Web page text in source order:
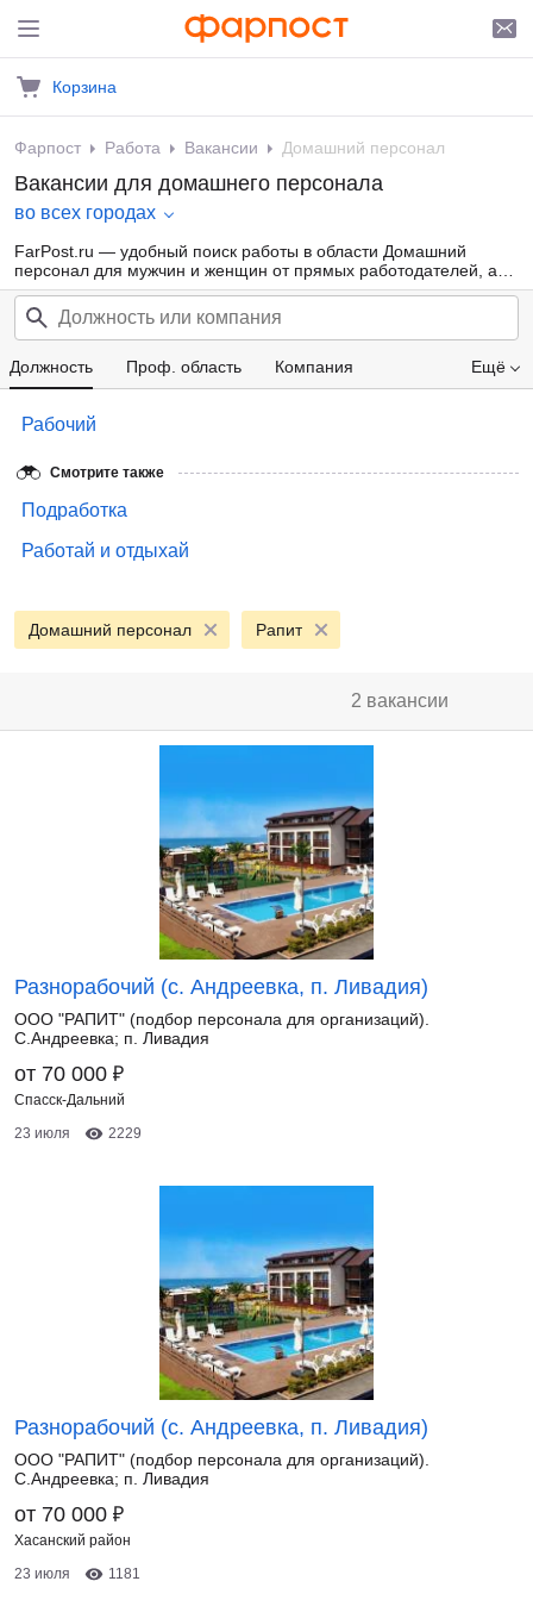
Корзина
Фарпост Работа Вакансии Домашний персонал
Вакансии для домашнего персонала
во всех городах
FarPost.ru — удобный поиск работы в области Домашний
персонал для мужчин и женщин от прямых работодателей, а
также от кадровых агентств. Свежие вакансии каждый день.
Ещё
Должность Проф. область Компания
Рабочий
Смотрите также
Подработка
Работай и отдыхай
Домашний персонал Рапит
2 вакансии
Разнорабочий (с. Андреевка, п. Ливадия)
ООО "РАПИТ" (подбор персонала для организаций).
С.Андреевка; п. Ливадия
от 70 000 ₽
Спасск-Дальний
23 июля
2229
Разнорабочий (с. Андреевка, п. Ливадия)
ООО "РАПИТ" (подбор персонала для организаций).
С.Андреевка; п. Ливадия
от 70 000 ₽
Хасанский район
23 июля
1181